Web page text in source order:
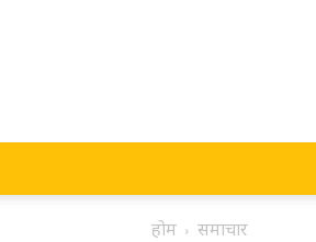
होम समाचार